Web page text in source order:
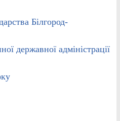
Білгород-
державної адміністрації